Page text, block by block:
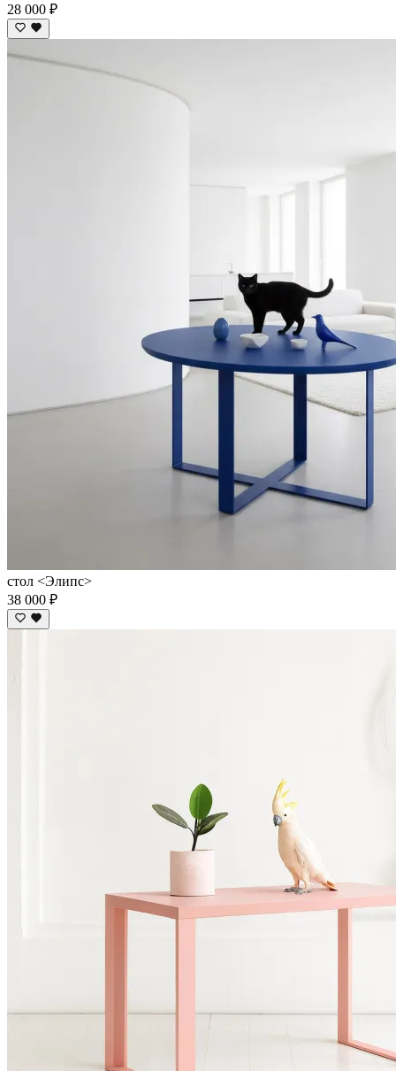
28 000 ₽
стол <Элипс>
38 000 ₽